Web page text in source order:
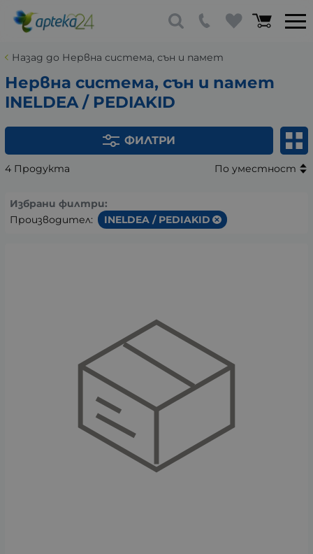
Назад до Нервна система, сън и памет
Нервна система, сън и памет
INELDEA / PEDIAKID
ФИЛТРИ
4 Продукта По уместност
Избрани филтри:
Производител:
INELDEA / PEDIAKID